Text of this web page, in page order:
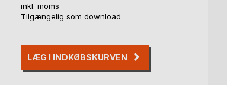
inkl. moms
Tilgængelig som download
LÆG I INDKØBSKURVEN